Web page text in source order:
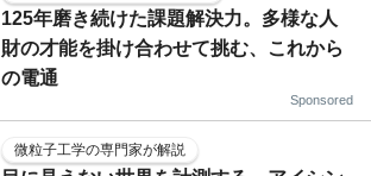
125年磨き続けた課題解決力。多様な人
財の才能を掛け合わせて挑む、これから
の電通
Sponsored
微粒子工学の専門家が解説